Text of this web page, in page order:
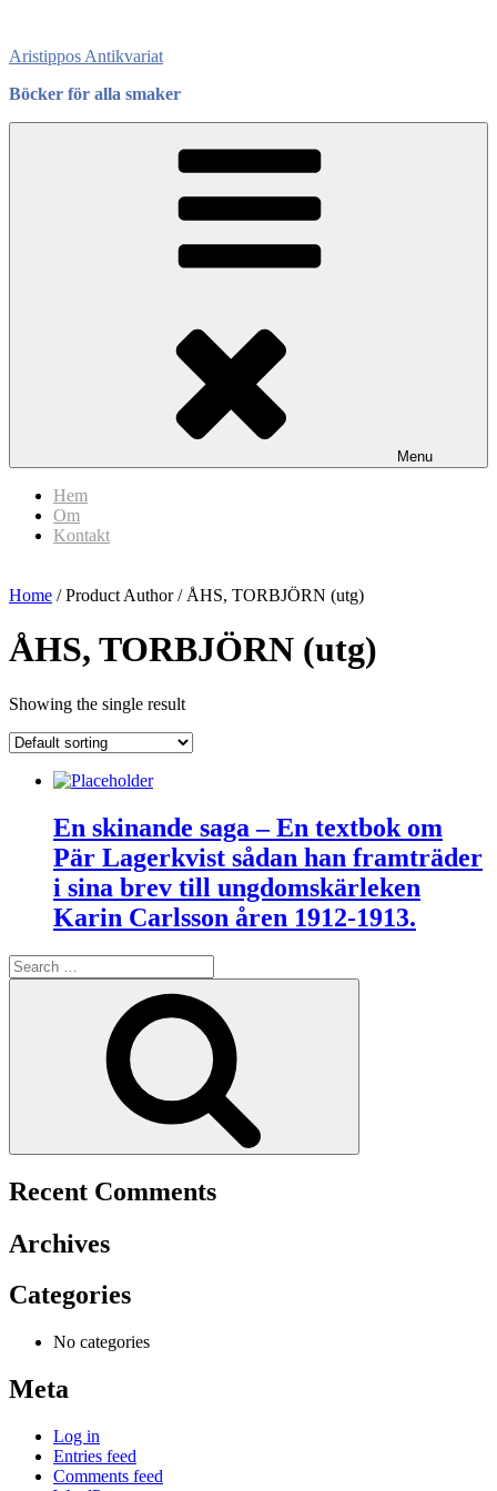
content
Aristippos Antikvariat
Böcker för alla smaker
Menu
Hem
Om
Kontakt
Home / Product Author / ÅHS, TORBJÖRN (utg)
ÅHS, TORBJÖRN (utg)
Showing the single result
En skinande saga – En textbok om
Pär Lagerkvist sådan han framträder
i sina brev till ungdomskärleken
Karin Carlsson åren 1912-1913.
Search
for:
Recent Comments
Archives
Categories
No categories
Meta
Log in
Entries feed
Comments feed